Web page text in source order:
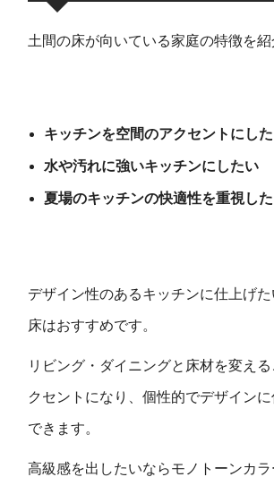
土間の床が向いている家庭の特徴を紹
キッチンを空間のアクセントにし
水や汚れに強いキッチンにしたい
夏場のキッチンの快適性を重視し
デザイン性のあるキッチンに仕上げ
床はおすすめです。
リビング・ダイニングと床材を変え
クセントになり、個性的でデザイン
できます。
高級感を出したいならモノトーンカ